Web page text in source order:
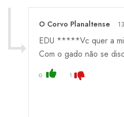
O Corvo Planaltense
EDU *****Vc quer a
Com o gado não se
0 1